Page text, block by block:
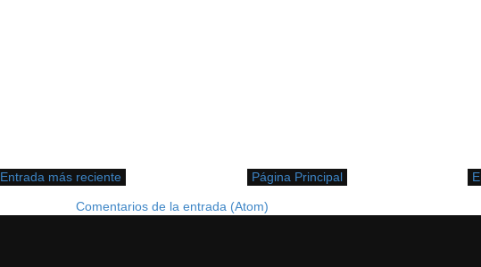
Entrada más reciente Página Principal
Comentarios de la entrada (Atom)